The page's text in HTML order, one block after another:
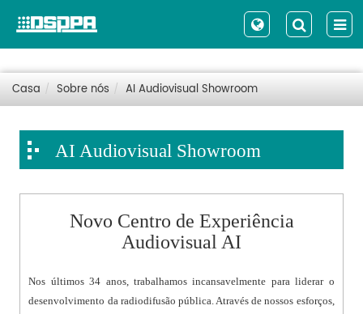
Casa Sobre nós AI Audiovisual Showroom
AI Audiovisual Showroom
Novo Centro de Experiência
Audiovisual AI
Nos últimos 34 anos, trabalhamos incansavelmente para liderar o
desenvolvimento da radiodifusão pública. Através de nossos esforços,